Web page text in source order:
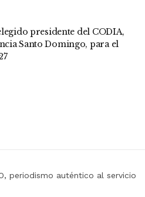
presidente del CODIA,
Santo Domingo, para el
periodismo auténtico al servicio